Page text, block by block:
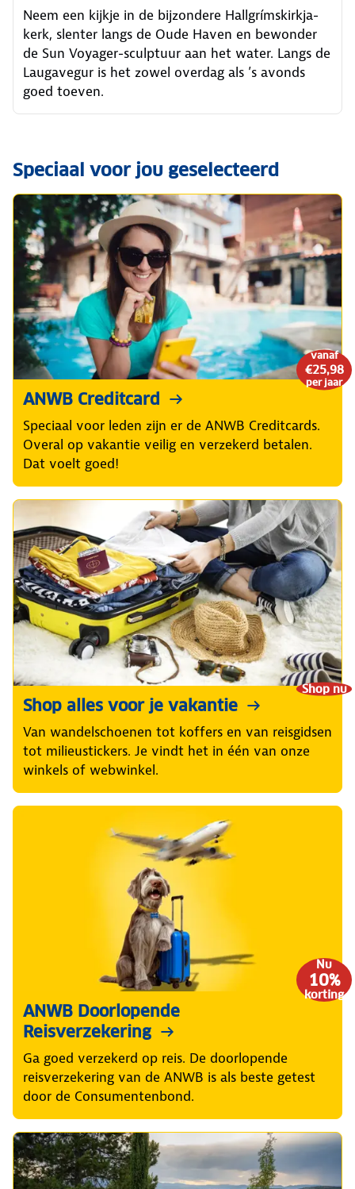
Neem een kijkje in de bijzondere Hallgrímskirkja-
kerk, slenter langs de Oude Haven en bewonder
de Sun Voyager-sculptuur aan het water. Langs de
Laugavegur is het zowel overdag als ’s avonds
goed toeven.
Speciaal voor jou geselecteerd
vanaf
€25,98
per jaar
ANWB Creditcard
Speciaal voor leden zijn er de ANWB Creditcards.
Overal op vakantie veilig en verzekerd betalen.
Dat voelt goed!
Shop nu
Shop alles voor je vakantie
Van wandelschoenen tot koffers en van reisgidsen
tot milieustickers. Je vindt het in één van onze
winkels of webwinkel.
Nu
10%
korting
ANWB Doorlopende
Reisverzekering
Ga goed verzekerd op reis. De doorlopende
reisverzekering van de ANWB is als beste getest
door de Consumentenbond.